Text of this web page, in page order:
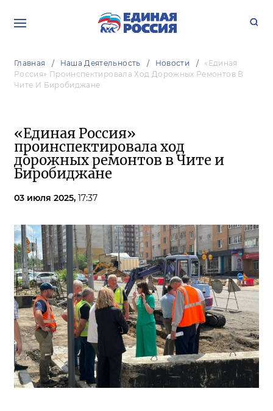
Главная Наша Деятельность Новости
«Единая
Россия» Проинспектировала Ход Дорожных Ремонтов В
Чите И Биробиджане
«Единая Россия»
проинспектировала ход
дорожных ремонтов в Чите и
Биробиджане
03 июля 2025, 17:37